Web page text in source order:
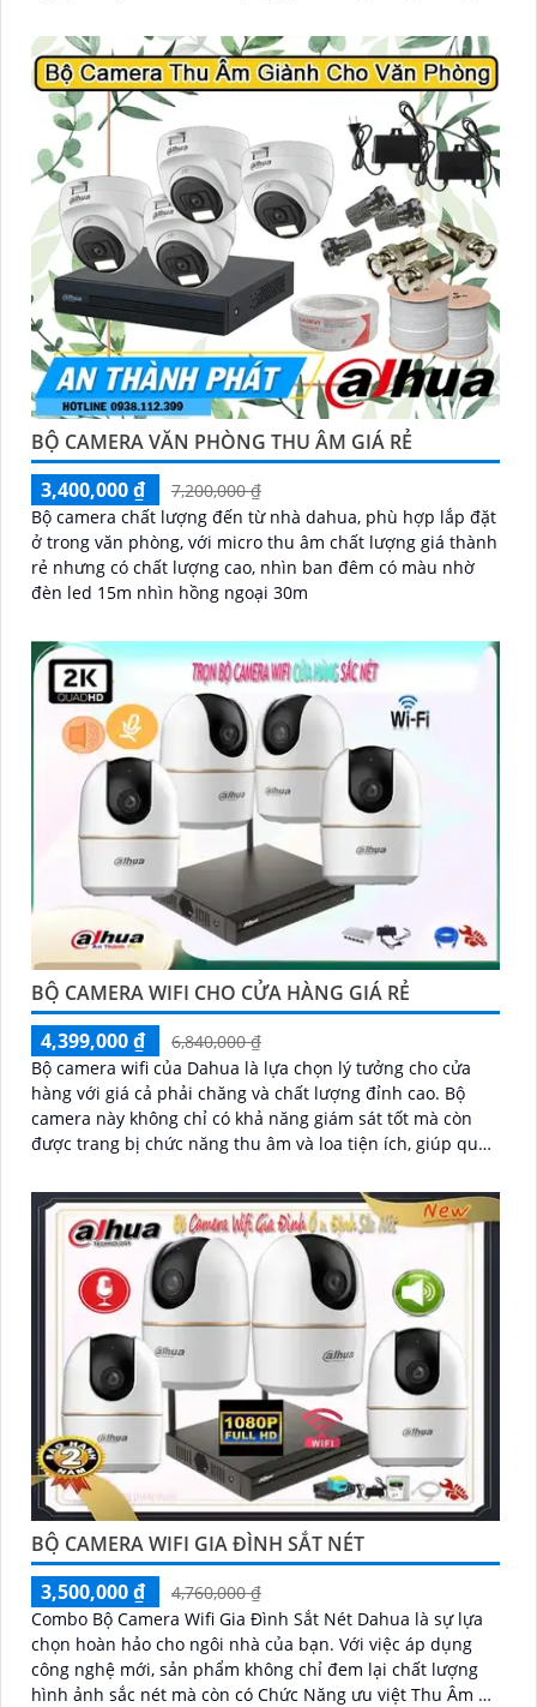
chiếu sáng kép LED ánh sáng ấm và hồng ngoại 30m,
cùng tính năng phát hiện con người, giúp giám sát hiệu
quả ngày đêm
BỘ CAMERA VĂN PHÒNG THU ÂM GIÁ RẺ
3,400,000 ₫
7,200,000 ₫
Bộ camera chất lượng đến từ nhà dahua, phù hợp lắp đặt
ở trong văn phòng, với micro thu âm chất lượng giá thành
rẻ nhưng có chất lượng cao, nhìn ban đêm có màu nhờ
đèn led 15m nhìn hồng ngoại 30m
BỘ CAMERA WIFI CHO CỬA HÀNG GIÁ RẺ
4,399,000 ₫
6,840,000 ₫
Bộ camera wifi của Dahua là lựa chọn lý tưởng cho cửa
hàng với giá cả phải chăng và chất lượng đỉnh cao. Bộ
camera này không chỉ có khả năng giám sát tốt mà còn
được trang bị chức năng thu âm và loa tiện ích, giúp quản
BỘ CAMERA WIFI GIA ĐÌNH SẮT NÉT
3,500,000 ₫
4,760,000 ₫
Combo Bộ Camera Wifi Gia Đình Sắt Nét Dahua là sự lựa
chọn hoàn hảo cho ngôi nhà của bạn. Với việc áp dụng
công nghệ mới, sản phẩm không chỉ đem lại chất lượng
hình ảnh sắc nét mà còn có Chức Năng ưu việt Thu Âm Và